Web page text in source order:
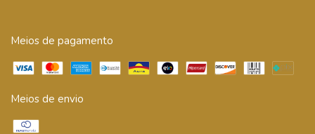
Meios de pagamento
Meios de envio